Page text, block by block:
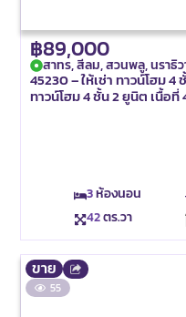
฿89,000
สาทร, สีลม, สวนพลู, นราธิ
45230 – ให้เช่า ทาวน์โฮม
ทาวน์โฮม 4 ชั้น 2 ยูนิต เนื้อที่
3ห้องนอน
42ตร.วา
ขาย
55